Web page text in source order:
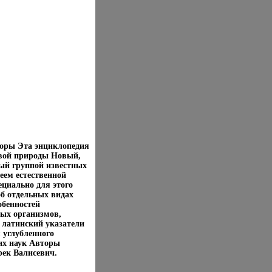
Эта энциклопедия
природы Новый,
группой известных
естественной
для этого
отдельных видах
организмов,
указатели
наук Авторы
Валисевич.